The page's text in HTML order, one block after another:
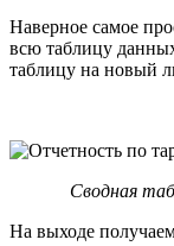
Наверное самое
всю таблицу
таблицу на новый
Сводная
На выходе